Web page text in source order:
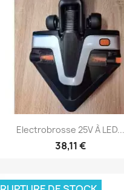
Aperçu rapide
Electrobrosse 25V À LED...
38,11 €